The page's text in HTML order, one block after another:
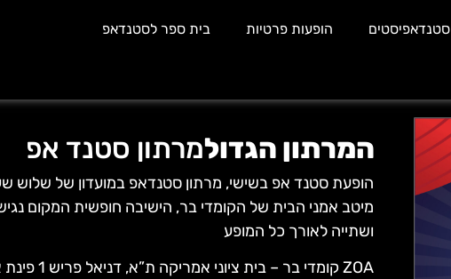
סטנדאפיסטים הופעות פרטיות בית ספר לסטנדאפ
המרתון הגדולמרתון סטנד אפ
הופעת סטנד אפ בשישי, מרתון סטנדאפ במועדון של שלוש
מיטב אמני הבית של הקומדי בר, הישיבה חופשית המקום
ושתייה לאורך כל המופע
ZOA קומדי בר
– בית ציוני אמריקה ת”א, דניאל פריש 1 פינת אבן גבירול 26 ת”א